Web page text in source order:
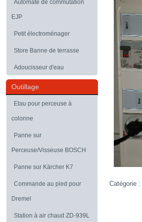
Automate de commutation
EJP
Petit électroménager
Store Banne de terrasse
Adoucisseur d'eau
Outillage
Etau pour perceuse à
colonne
Panne sur
Perceuse/Visseuse BOSCH
Panne sur Kärcher K7
Commande au pied pour
Dremel
Station à air chaud ZD-939L
Catégorie :